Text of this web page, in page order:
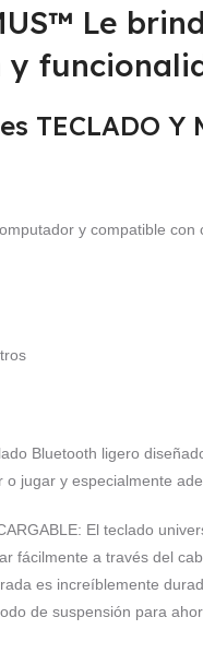
Le
TECLADO Y
y compatible con
Bluetooth ligero
jugar y especialmente
El teclado
fácilmente a través del
es increíblemente
de suspensión para